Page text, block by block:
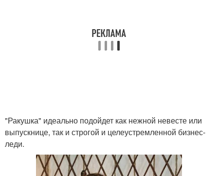
"Ракушка" идеально подойдет как нежной невесте или
выпускнице, так и строгой и целеустремленной бизнес-
леди.